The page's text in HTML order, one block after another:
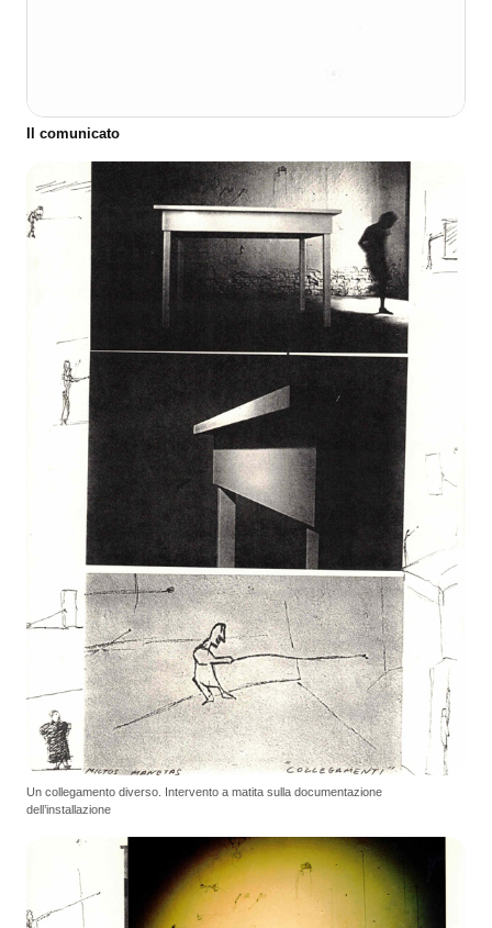
Il comunicato
Un collegamento diverso. Intervento a matita sulla documentazione
dell’installazione